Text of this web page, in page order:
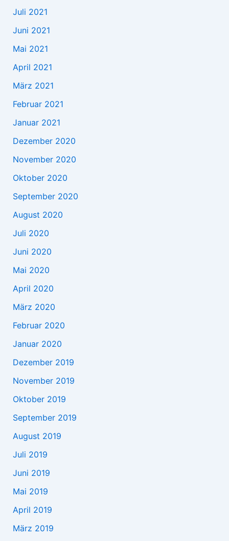
Juli 2021
Juni 2021
Mai 2021
April 2021
März 2021
Februar 2021
Januar 2021
Dezember 2020
November 2020
Oktober 2020
September 2020
August 2020
Juli 2020
Juni 2020
Mai 2020
April 2020
März 2020
Februar 2020
Januar 2020
Dezember 2019
November 2019
Oktober 2019
September 2019
August 2019
Juli 2019
Juni 2019
Mai 2019
April 2019
März 2019